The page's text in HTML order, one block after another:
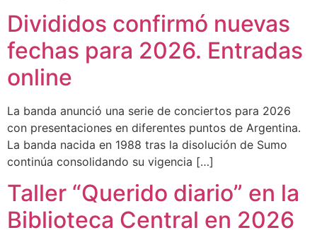
Divididos confirmó nuevas
fechas para 2026. Entradas
online
La banda anunció una serie de conciertos para 2026
con presentaciones en diferentes puntos de Argentina.
La banda nacida en 1988 tras la disolución de Sumo
continúa consolidando su vigencia […]
Taller “Querido diario” en la
Biblioteca Central en 2026